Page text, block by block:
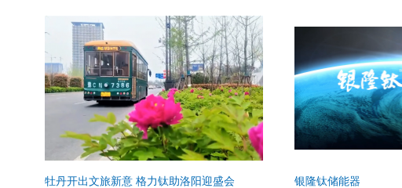
牡丹开出文旅新意 格力钛助洛阳迎盛会 银隆钛储能器